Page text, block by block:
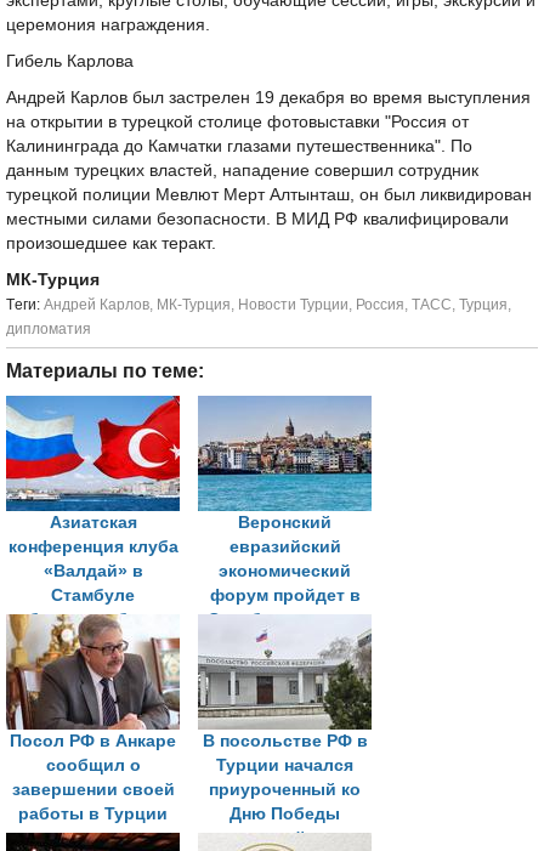
церемония награждения.
Гибель Карлова
Андрей Карлов был застрелен 19 декабря во время выступления
на открытии в турецкой столице фотовыставки "Россия от
Калининграда до Камчатки глазами путешественника". По
данным турецких властей, нападение совершил сотрудник
турецкой полиции Мевлют Мерт Алтынташ, он был ликвидирован
местными силами безопасности. В МИД РФ квалифицировали
произошедшее как теракт.
МК-Турция
Tеги: Андрей Карлов, МК-Турция, Новости Турции, Россия, ТАСС, Турция,
дипломатия
Материалы по теме:
Азиатская
конференция клуба
«Валдай» в
Стамбуле
объединит более
40 экспертов из
разных стран
Веронский
евразийский
экономический
форум пройдет в
Стамбуле в конце
октября
Посол РФ в Анкаре
сообщил о
завершении своей
работы в Турции
В посольстве РФ в
Турции начался
приуроченный ко
Дню Победы
спортивный турнир